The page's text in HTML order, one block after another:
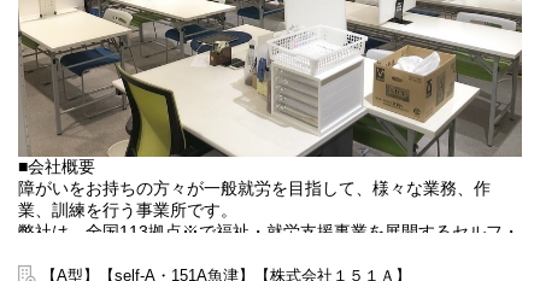
■会社概要
障がいをお持ちの方々が一般就労を目指して、様々な業務、作
業、訓練を行う事業所です。
弊社は、全国113拠点※で福祉・就労支援事業を展開するセルフ・
グループ全体で培った豊富なノウハウとネットワークを活かし、
【A型】【self-A・151A魚津】【株式会社１５１Ａ】